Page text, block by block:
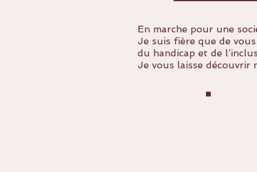
En marche pour une
Je suis fière que de
du handicap et de
Je vous laisse découvrir